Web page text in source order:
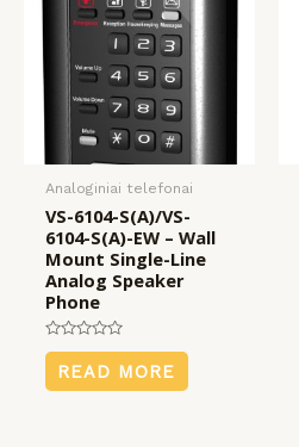
Analoginiai telefonai
VS-6104-S(A)/VS-
6104-S(A)-EW – Wall
Mount Single-Line
Analog Speaker
Phone
Rated
out
of
READ MORE